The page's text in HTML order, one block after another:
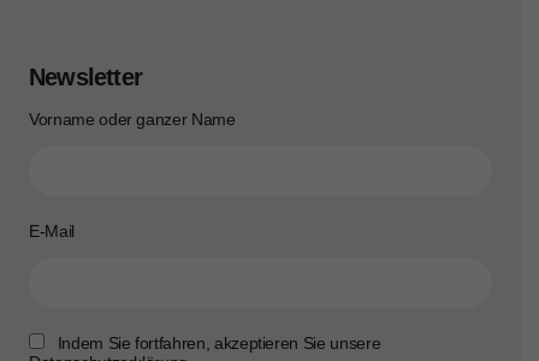
Newsletter
Vorname oder ganzer Name
E-Mail
Indem Sie fortfahren, akzeptieren Sie unsere